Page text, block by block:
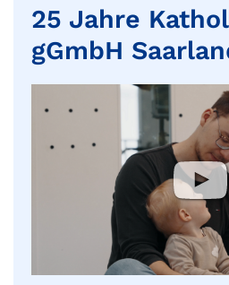
25 Jahre
gGmbH